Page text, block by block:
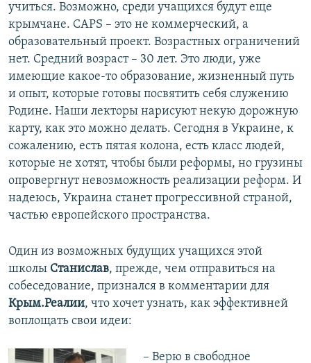
учиться. Возможно, среди учащихся будут еще
крымчане. CAPS – это не коммерческий, а
образовательный проект. Возрастных ограничений
нет. Средний возраст – 30 лет. Это люди, уже
имеющие какое-то образование, жизненный путь
и опыт, которые готовы посвятить себя служению
Родине. Наши лекторы нарисуют некую дорожную
карту, как это можно делать. Сегодня в Украине, к
сожалению, есть пятая колона, есть класс людей,
которые не хотят, чтобы были реформы, но грузины
опровергнут невозможность реализации реформ. И
надеюсь, Украина станет прогрессивной страной,
частью европейского пространства.
Один из возможных будущих учащихся этой
школы Станислав, прежде, чем отправиться на
собеседование, признался в комментарии для
Крым.Реалии, что хочет узнать, как эффективней
воплощать свои идеи:
– Верю в свободное